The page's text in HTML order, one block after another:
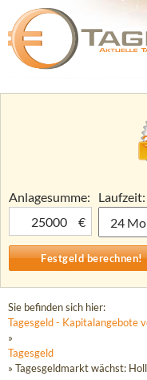
Zum
Anlagesumme:
€
Laufzeit:
Sie befinden sich hier:
Tagesgeld - Kapitalangebote
»
Tagesgeld
» Tagesgeldmarkt wächst: